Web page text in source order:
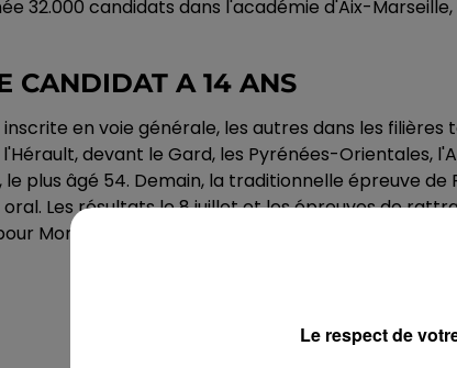
32.000 candidats dans l'académie d'Aix-
CANDIDAT A 14 ANS
en voie générale, les autres dans les
devant le Gard, les Pyrénées-Orientales,
le plus âgé 54. Demain, la traditionnelle épreuve
Les résultats le 8 juillet et les épreuves de
Montpellier, 90,4 du côté d'Aix-Marseille.
Le respect de